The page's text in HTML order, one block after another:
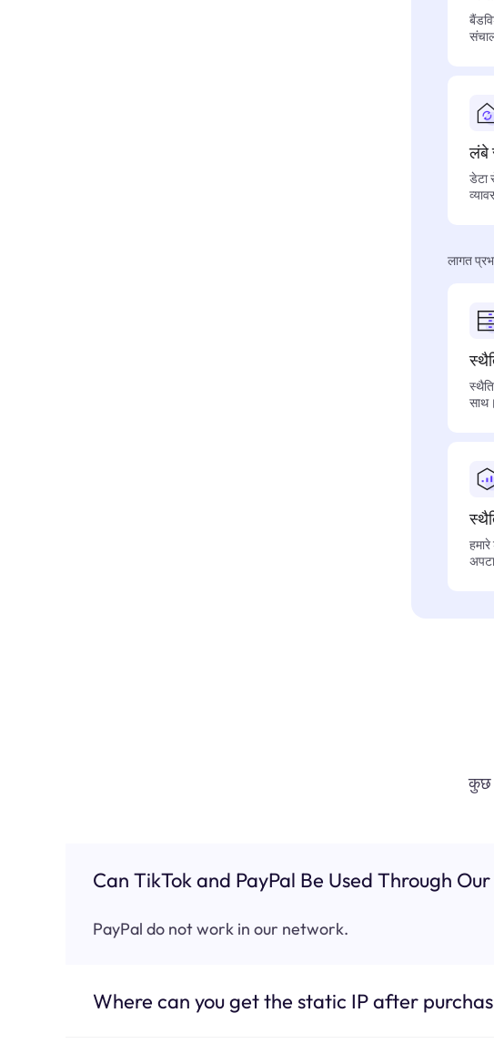
लंबे
डेटा
लागत
साथ।
कुछ
Can TikTok and PayPal Be Used Through Our
PayPal do not work in our network.
Where can you get the static IP after